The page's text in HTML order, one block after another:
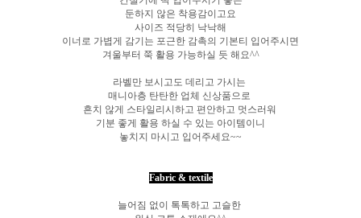
둔하지 않은 착용감이고요
사이즈 적당히 낙낙해
이너로 가볍게 감기는 포근한 감촉의 기본티 입어주시면
겨울부터 쭉 활용 가능하실 듯 해요^^
라벨만 보시고도 데리고 가시는
매니아층 탄탄한 업체 신상품으로
흔치 않게 스타일리시하고 편안하고 멋스러워
기분 좋게 활용 하실 수 있는 아이템이니
놓치지 마시고 입어주세요~~
Fabric & textile
늘어짐 없이 톡톡하고 고슬한